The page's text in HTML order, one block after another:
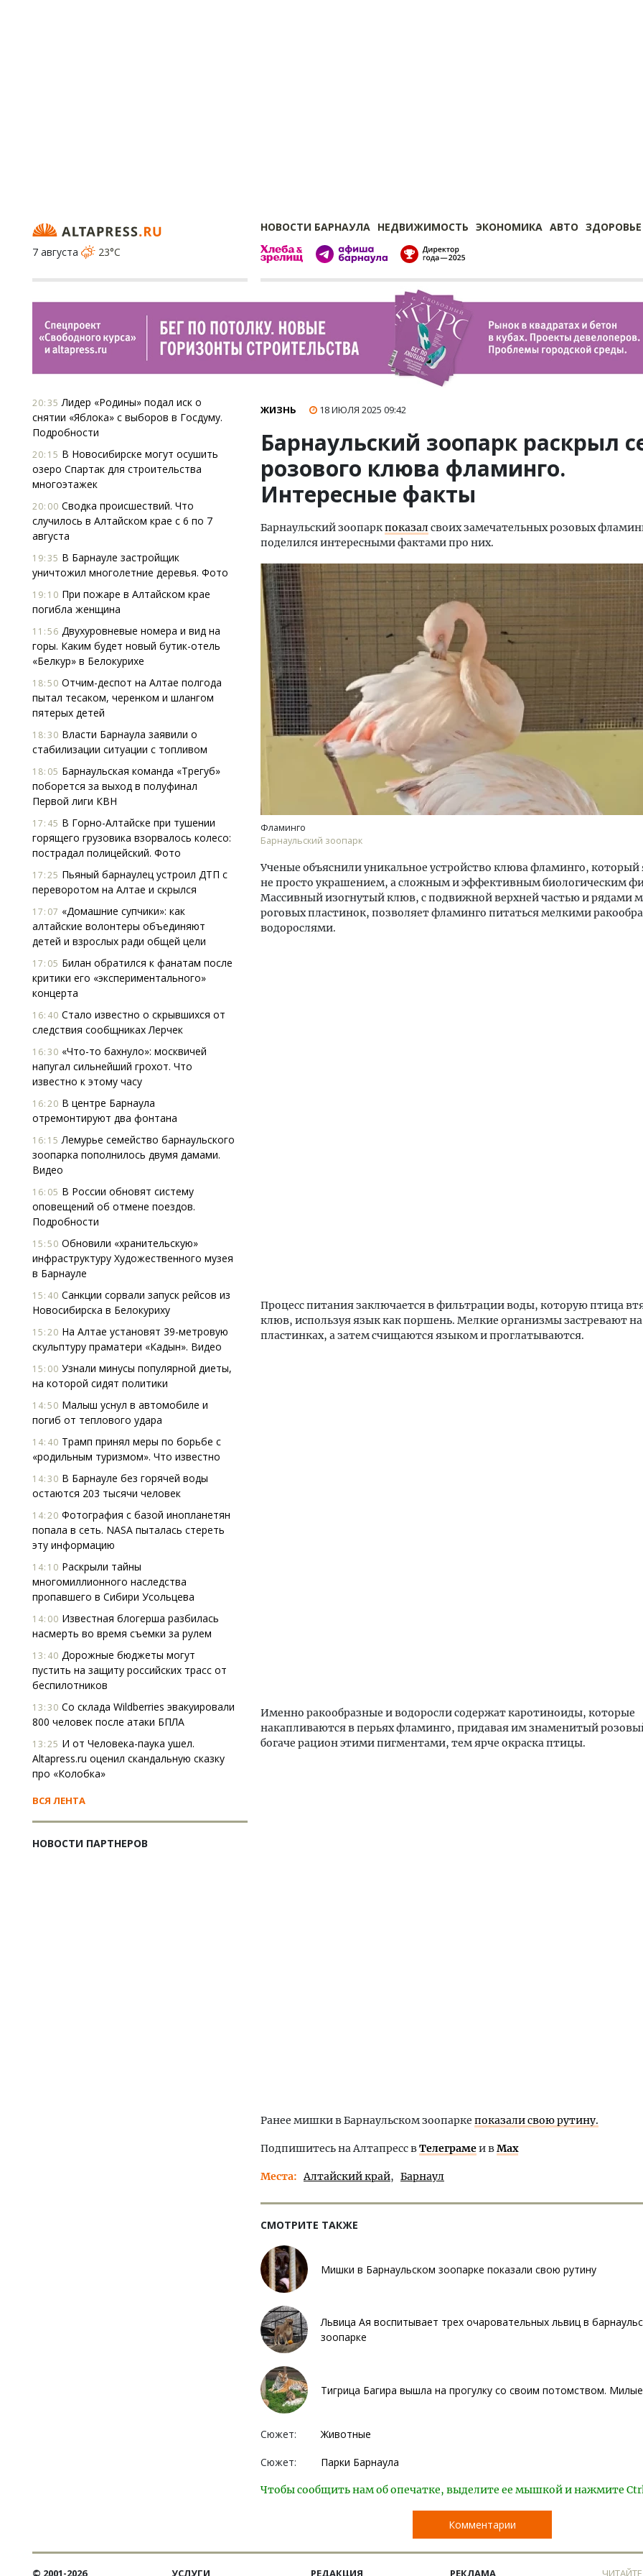
НОВОСТИ БАРНАУЛА НЕДВИЖИМОСТЬ ЭКОНОМИКА АВТО ЗДОРОВЬЕ
7 августа
23°C
20:35 Лидер «Родины» подал иск о
снятии «Яблока» с выборов в Госдуму.
Подробности
20:15 В Новосибирске могут осушить
озеро Спартак для строительства
многоэтажек
20:00 Сводка происшествий. Что
случилось в Алтайском крае с 6 по 7
августа
19:35 В Барнауле застройщик
уничтожил многолетние деревья. Фото
19:10 При пожаре в Алтайском крае
погибла женщина
11:56 Двухуровневые номера и вид на
горы. Каким будет новый бутик-отель
«Белкур» в Белокурихе
18:50 Отчим-деспот на Алтае полгода
пытал тесаком, черенком и шлангом
пятерых детей
18:30 Власти Барнаула заявили о
стабилизации ситуации с топливом
18:05 Барнаульская команда «Трегуб»
поборется за выход в полуфинал
Первой лиги КВН
17:45 В Горно-Алтайске при тушении
горящего грузовика взорвалось колесо:
пострадал полицейский. Фото
17:25 Пьяный барнаулец устроил ДТП с
переворотом на Алтае и скрылся
17:07 «Домашние супчики»: как
алтайские волонтеры объединяют
детей и взрослых ради общей цели
17:05 Билан обратился к фанатам после
критики его «экспериментального»
концерта
16:40 Стало известно о скрывшихся от
следствия сообщниках Лерчек
16:30 «Что-то бахнуло»: москвичей
напугал сильнейший грохот. Что
известно к этому часу
16:20 В центре Барнаула
отремонтируют два фонтана
16:15 Лемурье семейство барнаульского
зоопарка пополнилось двумя дамами.
Видео
16:05 В России обновят систему
оповещений об отмене поездов.
Подробности
15:50 Обновили «хранительскую»
инфраструктуру Художественного музея
в Барнауле
15:40 Санкции сорвали запуск рейсов из
Новосибирска в Белокуриху
15:20 На Алтае установят 39-метровую
скульптуру праматери «Кадын». Видео
15:00 Узнали минусы популярной диеты,
на которой сидят политики
14:50 Малыш уснул в автомобиле и
погиб от теплового удара
14:40 Трамп принял меры по борьбе с
«родильным туризмом». Что известно
14:30 В Барнауле без горячей воды
остаются 203 тысячи человек
14:20 Фотография с базой инопланетян
попала в сеть. NASA пыталась стереть
эту информацию
14:10 Раскрыли тайны
многомиллионного наследства
пропавшего в Сибири Усольцева
14:00 Известная блогерша разбилась
насмерть во время съемки за рулем
13:40 Дорожные бюджеты могут
пустить на защиту российских трасс от
беспилотников
13:30 Со склада Wildberries эвакуировали
800 человек после атаки БПЛА
13:25 И от Человека-паука ушел.
Altapress.ru оценил скандальную сказку
про «Колобка»
ВСЯ ЛЕНТА
НОВОСТИ ПАРТНЕРОВ
ЖИЗНЬ 18 ИЮЛЯ 2025 09:42
Барнаульский зоопарк раскрыл
розового клюва фламинго.
Интересные факты
Барнаульский зоопаркпоказалсвоих замечательных розовых
поделился интересными фактами про них.
Фламинго
Барнаульский зоопарк
Ученые объяснили уникальное устройство клюва фламинго, который
не просто украшением, а сложным и эффективным биологическим
Массивный изогнутый клюв, с подвижной верхней частью и рядами
роговых пластинок, позволяет фламинго питаться мелкими
водорослями.
Процесс питания заключается в фильтрации воды, которую птица
клюв, используя язык как поршень. Мелкие организмы застревают на
пластинках, а затем счищаются языком и проглатываются.
Именно ракообразные и водоросли содержат каротиноиды, которые
накапливаются в перьях фламинго, придавая им знаменитый
богаче рацион этими пигментами, тем ярче окраска птицы.
Ранее мишки в Барнаульском зоопарке показали свою рутину.
Подпишитесь на Алтапресс вТелеграмеи вMax
Места Алтайский край Барнаул
СМОТРИТЕ ТАКЖЕ
Мишки в Барнаульском зоопарке показали свою рутину
Львица Ая воспитывает трех очаровательных львиц в
зоопарке
Тигрица Багира вышла на прогулку со своим потомством.
Сюжет: Животные
Сюжет: Парки Барнаула
Чтобы сообщить нам об опечатке, выделите ее мышкой и нажмите
Комментарии
Архитектурный код начинается с
земли. Мощение крупноформатными
плитами становится новым
стандартом благоустройства
СТРОИТЕЛЬСТВО
Смелость архитектурных
Генеральный директор
ЗИАС — об эстетике
трендах в фасадах и
© 2001-2026 УСЛУГИ РЕДАКЦИЯ РЕКЛАМА